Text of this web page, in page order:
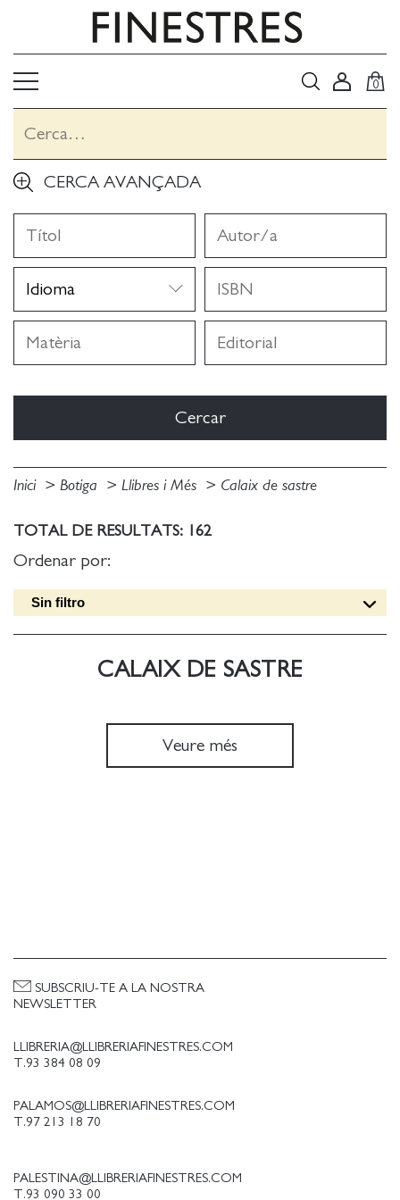
0
CERCA AVANÇADA
Inici Botiga Llibres i Més Calaix de sastre
TOTAL DE RESULTATS: 162
Ordenar por:
Sin filtro
Data edició [ASC]
CALAIX DE SASTRE
Veure més
LLIBRERIA@LLIBRERIAFINESTRES.COM
T.93 384 08 09
PALAMOS@LLIBRERIAFINESTRES.COM
T.97 213 18 70
PALESTINA@LLIBRERIAFINESTRES.COM
T.93 090 33 00
SUBSCRIU-TE A LA NOSTRA
NEWSLETTER